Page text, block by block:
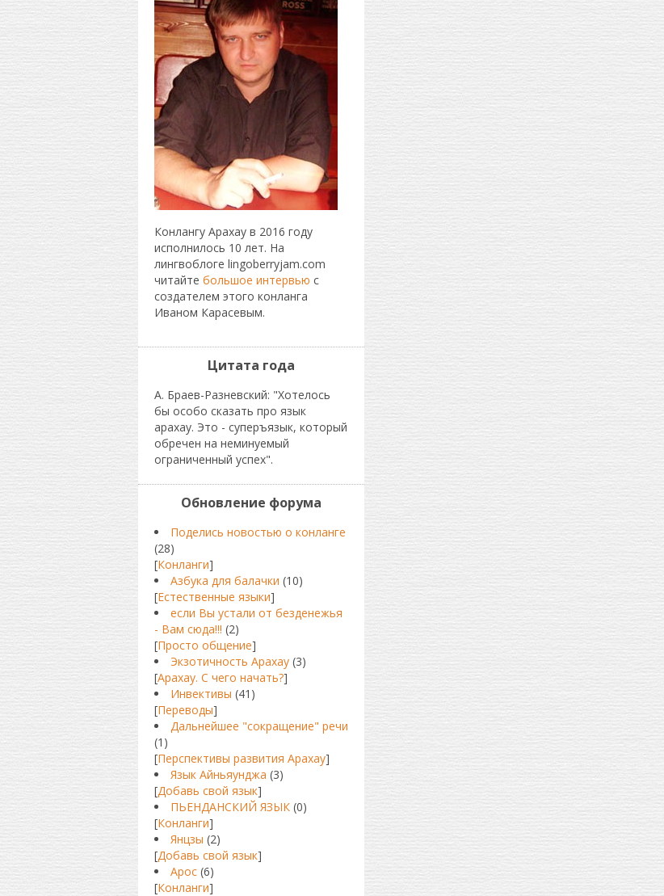
Конлангу Арахау в 2016 году
исполнилось 10 лет. На
лингвоблоге lingoberryjam.com
читайте большое интервью с
создателем этого конланга
Иваном Карасевым.
Цитата года
А. Браев-Разневский: "Хотелось
бы особо сказать про язык
арахау. Это - суперъязык, который
обречен на неминуемый
ограниченный успех".
Обновление форума
Поделись новостью о конланге
(28)
[Конланги]
Азбука для балачки (10)
[Естественные языки]
если Вы устали от безденежья
- Вам сюда!!! (2)
[Просто общение]
Экзотичность Арахау (3)
[Арахау. С чего начать?]
Инвективы (41)
[Переводы]
Дальнейшее "сокращение" речи
(1)
[Перспективы развития Арахау]
Язык Айньяунджа (3)
[Добавь свой язык]
ПЬЕНДАНСКИЙ ЯЗЫК (0)
[Конланги]
Янцзы (2)
[Добавь свой язык]
Арос (6)
[Конланги]